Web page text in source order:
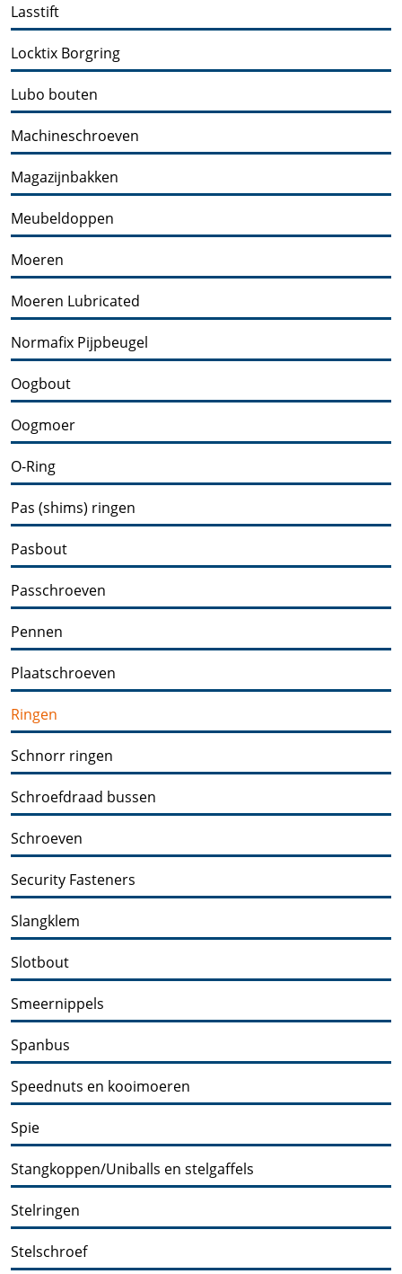
Lasstift
Locktix Borgring
Lubo bouten
Machineschroeven
Magazijnbakken
Meubeldoppen
Moeren
Moeren Lubricated
Normafix Pijpbeugel
Oogbout
Oogmoer
O-Ring
Pas (shims) ringen
Pasbout
Passchroeven
Pennen
Plaatschroeven
Ringen
Schnorr ringen
Schroefdraad bussen
Schroeven
Security Fasteners
Slangklem
Slotbout
Smeernippels
Spanbus
Speednuts en kooimoeren
Spie
Stangkoppen/Uniballs en stelgaffels
Stelringen
Stelschroef